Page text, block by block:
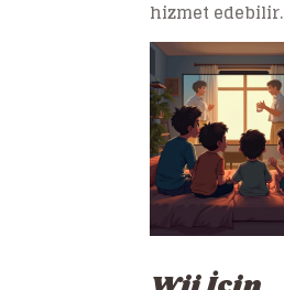
hizmet edebilir.